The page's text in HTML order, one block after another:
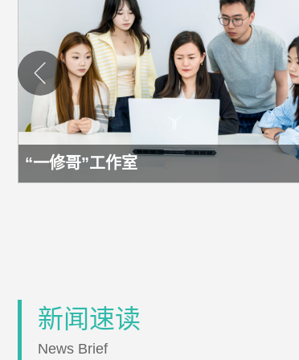
“一修哥”工作室
新闻速读
News Brief